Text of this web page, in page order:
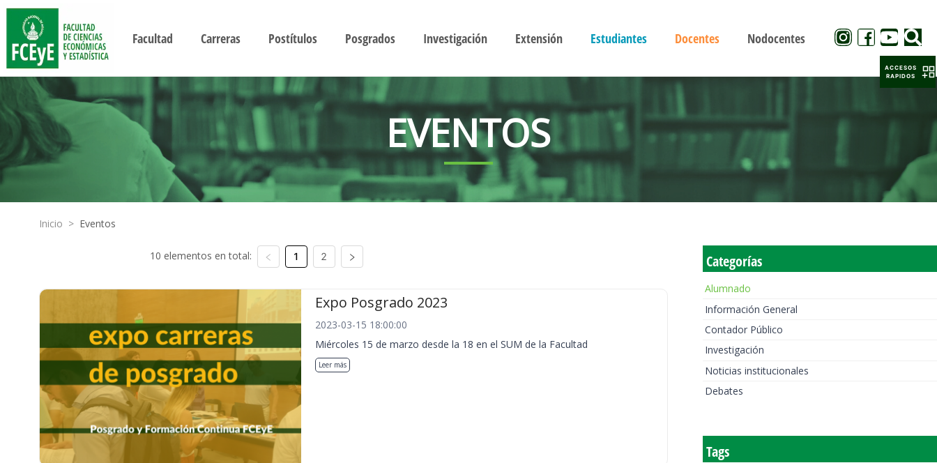
Facultad Carreras Postítulos Posgrados Investigación Extensión Estudiantes Docentes Nodocentes
EVENTOS
Inicio > Eventos
10 elementos en total: 1 2
Expo Posgrado 2023
2023-03-15 18:00:00
Miércoles 15 de marzo desde la 18 en el SUM de la Facultad
Leer más
Categorías
Alumnado
Información General
Contador Público
Investigación
Noticias institucionales
Debates
Tags
ACCESOS
RAPIDOS